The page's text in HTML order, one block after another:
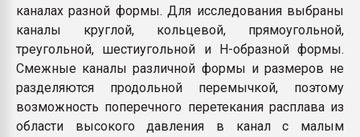
каналах разной формы. Для исследования выбраны
каналы круглой, кольцевой, прямоугольной,
треугольной, шестиугольной и Н-образной формы.
Смежные каналы различной формы и размеров не
разделяются продольной перемычкой, поэтому
возможность поперечного перетекания расплава из
области высокого давления в канал с малым